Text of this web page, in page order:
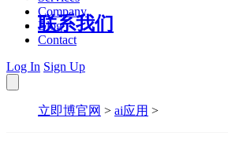
联系我们
Company
Blog
Contact
Log In Sign Up
立即博官网 > ai应用 >